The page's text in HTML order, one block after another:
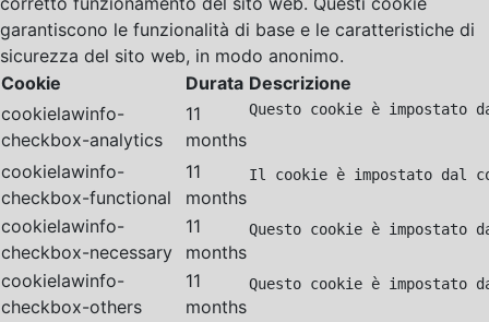
garantiscono le funzionalità di base e le caratteristiche di
sicurezza del sito web, in modo anonimo.
Cookie
Durata Descrizione
cookielawinfo-
checkbox-analytics
11
months
Questo cookie è
cookielawinfo-
checkbox-functional
11
months
Il cookie è impostato dal
cookielawinfo-
checkbox-necessary
11
months
Questo cookie è impostato
cookielawinfo-
checkbox-others
11
months
Questo cookie è